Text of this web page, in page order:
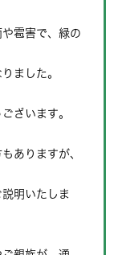
雹害で、緑の
ました。
ざいます。
ありますが、
明いたしま